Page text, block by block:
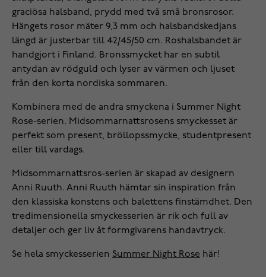
graciösa halsband, prydd med två små bronsrosor.
Hängets rosor mäter 9,3 mm och halsbandskedjans
längd är justerbar till 42/45/50 cm. Roshalsbandet är
handgjort i Finland. Bronssmycket har en subtil
antydan av rödguld och lyser av värmen och ljuset
från den korta nordiska sommaren.
Kombinera med de andra smyckena i Summer Night
Rose-serien. Midsommarnattsrosens smyckesset är
perfekt som present, bröllopssmycke, studentpresent
eller till vardags.
Midsommarnattsros-serien är skapad av designern
Anni Ruuth. Anni Ruuth hämtar sin inspiration från
den klassiska konstens och balettens finstämdhet. Den
tredimensionella smyckesserien är rik och full av
detaljer och ger liv åt formgivarens handavtryck.
Se hela smyckesserien Summer Night Rose här!